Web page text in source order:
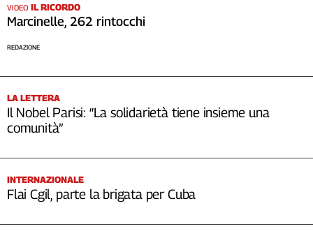
VIDEO IL RICORDO
Marcinelle, 262 rintocchi
REDAZIONE
LA LETTERA
Il Nobel Parisi: “La solidarietà tiene insieme una
comunità”
INTERNAZIONALE
Flai Cgil, parte la brigata per Cuba